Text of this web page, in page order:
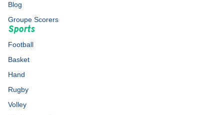
Blog
Groupe Scorers
Sports
Football
Basket
Hand
Rugby
Volley